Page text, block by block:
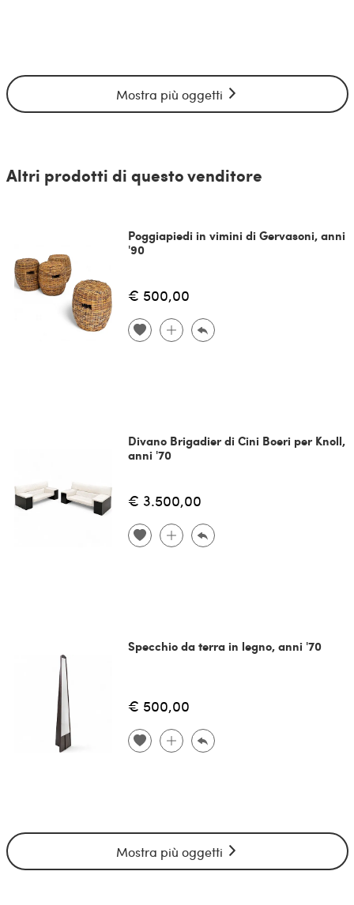
Mostra più oggetti
Altri prodotti di questo venditore
Poggiapiedi in vimini di Gervasoni, anni
'90
€ 500,00
Divano Brigadier di Cini Boeri per Knoll,
anni '70
€ 3.500,00
Specchio da terra in legno, anni '70
€ 500,00
Mostra più oggetti